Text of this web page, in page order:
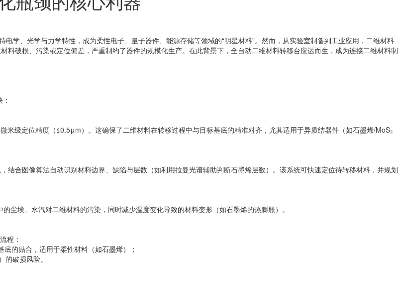
学、光学与力学特性，成为柔性电子、量子器件、能源存储等领域的“明星材料”。然而，从实验室制备到工业应用，二维材料
破损、污染或定位偏差，严重制约了器件的规模化生产。在此背景下，全自动二维材料转移台应运而生，成为连接二维材料制
级定位精度（≤0.5μm）。这确保了二维材料在转移过程中与目标基底的精准对齐，尤其适用于异质结器件（如石墨烯/MoS₂
合图像算法自动识别材料边界、缺陷与层数（如利用拉曼光谱辅助判断石墨烯层数）。该系统可快速定位待转移材料，并规划
埃、水汽对二维材料的污染，同时减少温度变化导致的材料变形（如石墨烯的热膨胀）。
程：
的贴合，适用于柔性材料（如石墨烯）；
破损风险。